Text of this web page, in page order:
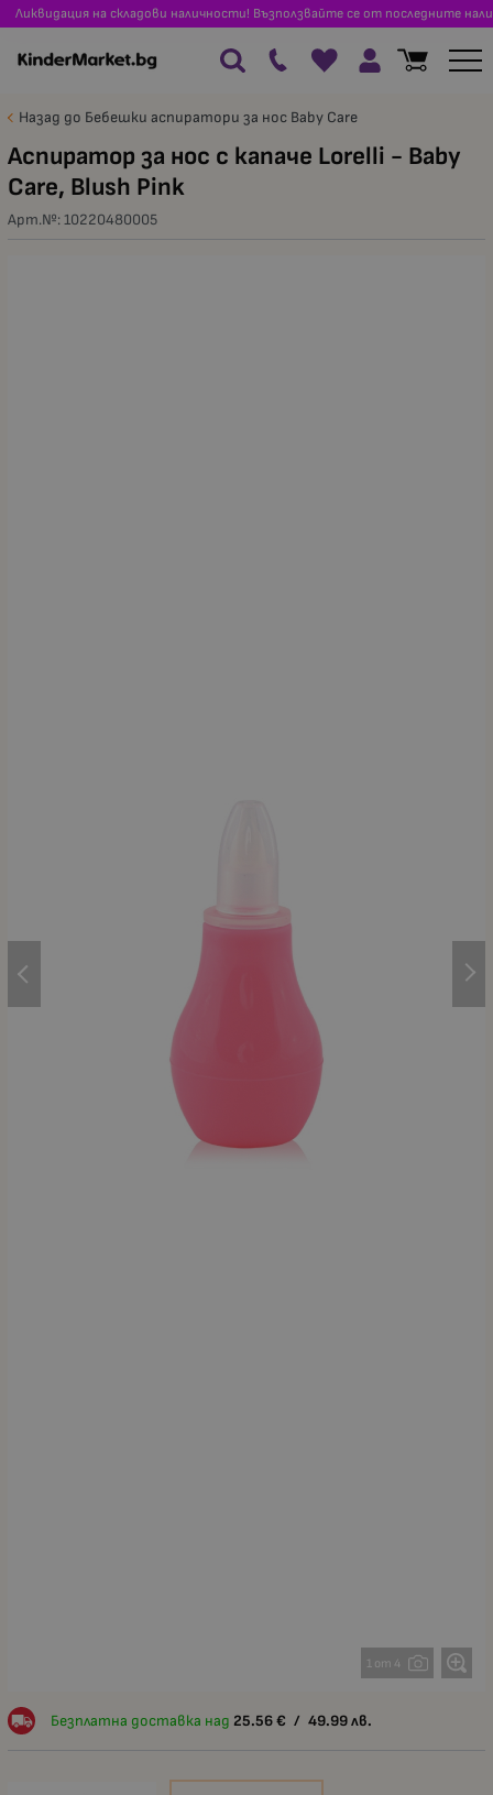
Ликвидация на складови наличности! Възползвайте се от последните
Назад до Бебешки аспиратори за нос Baby Care
Аспиратор за нос с капаче Lorelli - Baby
Care, Blush Pink
Арт.№:10220480005
1 от 4
Безплатна доставка над 25.56 € / 49.99 лв.